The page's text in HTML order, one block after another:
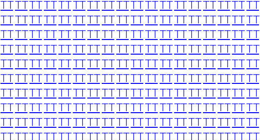
TTTTTTTTTTTTTTTTTTTTTTTTTTTTTTTTTTTT
TTTTTTTTTTTTTTTTTTTTTTTTTTTTTTTTTTTT
TTTTTTTTTTTTTTTTTTTTTTTTTTTTTTTTTTTT
TTTTTTTTTTTTTTTTTTTTTTTTTTTTTTTTTTTT
TTTTTTTTTTTTTTTTTTTTTTTTTTTTTTTTTTTT
TTTTTTTTTTTTTTTTTTTTTTTTTTTTTTTTTTTT
TTTTTTTTTTTTTTTTTTTTTTTTTTTTTTTTTTTT
TTTTTTTTTTTTTTTTTTTTTTTTTTTTTTTTTTTT
TTTTTTTTTTTTTTTTTTTTTTTTTTTTTTTTTTTT
TTTTTTTTTTTTTTTTTTTTTTTTTTTTTTTTTTTT